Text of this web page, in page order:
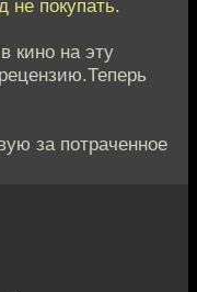
не покупать.
кино на эту
за потраченное